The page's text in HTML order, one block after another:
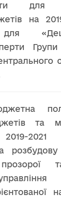
для
на
Групи
та
2021